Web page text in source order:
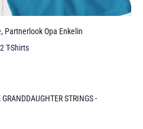
, Partnerlook Opa Enkelin
T-Shirts
STRINGS -